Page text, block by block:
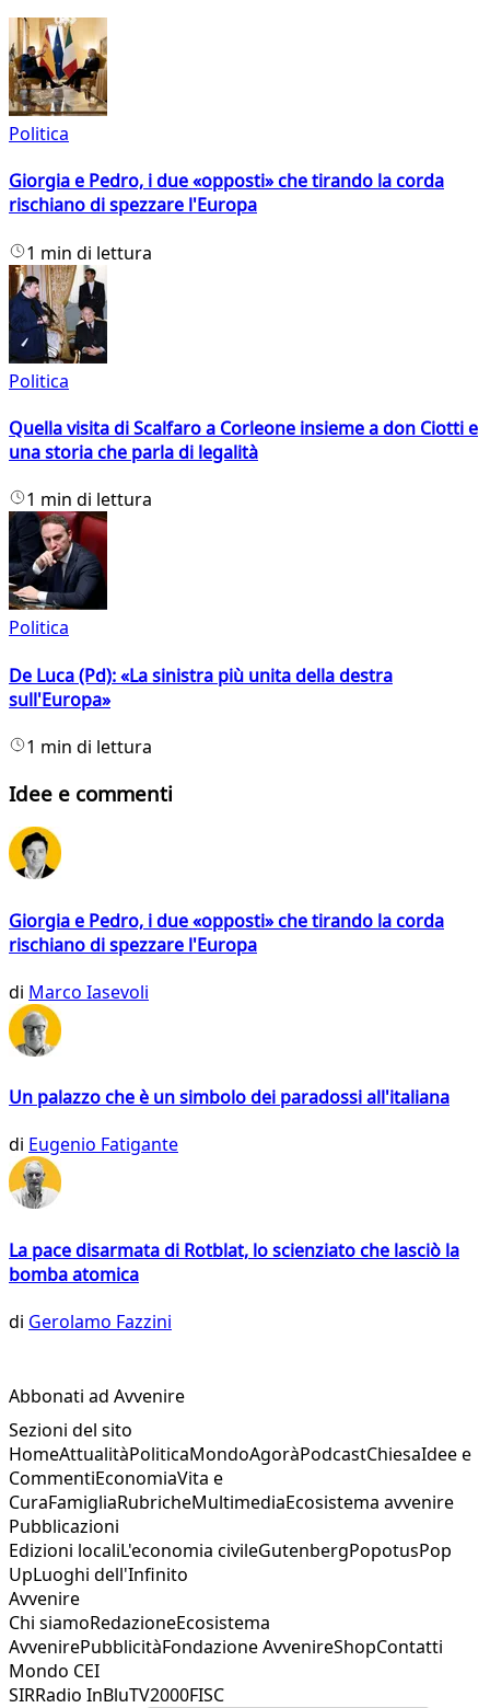
Politica
Giorgia e Pedro, i due «opposti» che tirando la corda
rischiano di spezzare l'Europa
1 min di lettura
Politica
Quella visita di Scalfaro a Corleone insieme a don Ciotti e
una storia che parla di legalità
1 min di lettura
Politica
De Luca (Pd): «La sinistra più unita della destra
sull'Europa»
1 min di lettura
Idee e commenti
Giorgia e Pedro, i due «opposti» che tirando la corda
rischiano di spezzare l'Europa
di Marco Iasevoli
Un palazzo che è un simbolo dei paradossi all'italiana
di Eugenio Fatigante
La pace disarmata di Rotblat, lo scienziato che lasciò la
bomba atomica
di Gerolamo Fazzini
Abbonati ad Avvenire
Sezioni del sito
HomeAttualitàPoliticaMondoAgoràPodcastChiesaIdee e
CommentiEconomiaVita e
CuraFamigliaRubricheMultimediaEcosistema avvenire
Pubblicazioni
Edizioni localiL'economia civileGutenbergPopotusPop
UpLuoghi dell'Infinito
Avvenire
Chi siamoRedazioneEcosistema
AvvenirePubblicitàFondazione AvvenireShopContatti
Mondo CEI
SIRRadio InBluTV2000FISC